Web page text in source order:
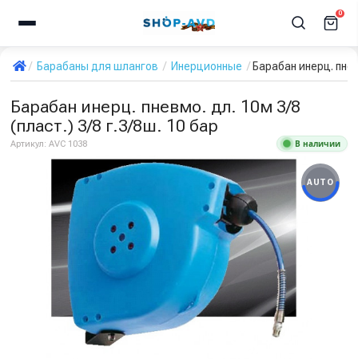
0
Барабаны для шлангов Инерционные Барабан инерц.
Барабан инерц. пневмо. дл. 10м 3/8
(пласт.) 3/8 г.3/8ш. 10 бар
Артикул: AVC 1038 В наличии
AUTO